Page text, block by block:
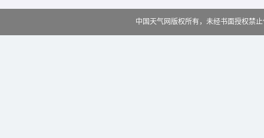
中国天气网版权所有，未经书面授权